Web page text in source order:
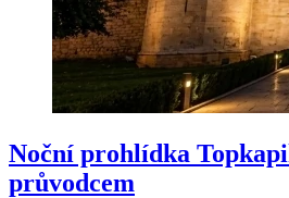
Noční prohlídka
průvodcem